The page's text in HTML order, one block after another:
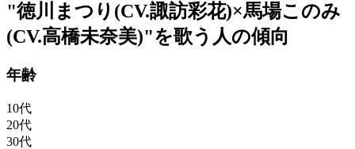
"徳川まつり(CV.諏訪彩花)×馬場このみ
(CV.高橋未奈美)"を歌う人の傾向
年齢
10代
20代
30代